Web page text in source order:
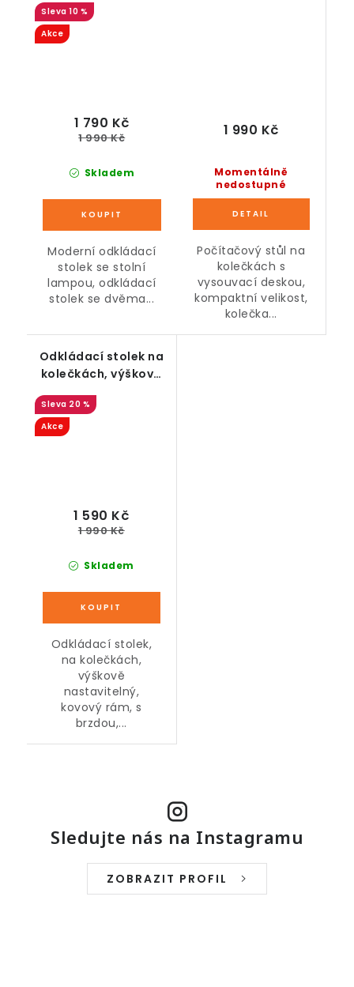
10 %
Akce
Skladem
1 790 Kč
1 990 Kč
Moderní odkládací
stolek se stolní
lampou, odkládací
stolek se dvěma...
Momentálně
nedostupné
1 990 Kč
Počítačový stůl na
kolečkách s
vysouvací deskou,
kompaktní velikost,
kolečka...
Odkládací stolek na
kolečkách, výškově
nastavitelný, hnědo-
černý
20 %
Akce
Skladem
1 590 Kč
1 990 Kč
Odkládací stolek,
na kolečkách,
výškově
nastavitelný,
kovový rám, s
brzdou,...
Sledujte nás na Instagramu
ZOBRAZIT PROFIL